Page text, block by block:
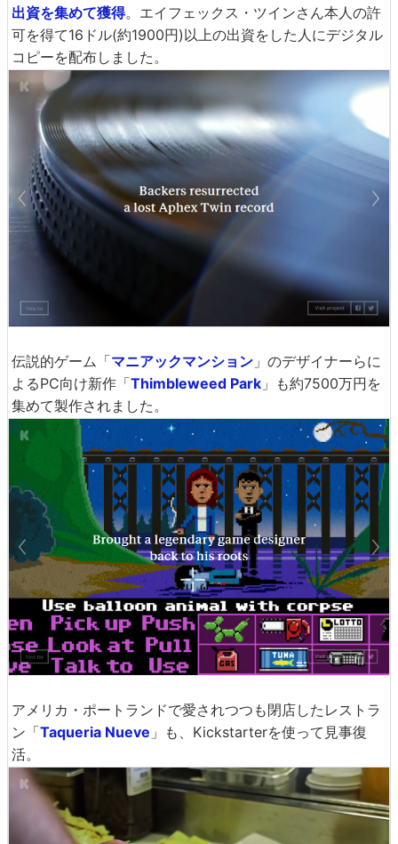
出資を集めて獲得。エイフェックス・ツインさん本人の許
可を得て16ドル(約1900円)以上の出資をした人にデジタル
コピーを配布しました。
伝説的ゲーム「マニアックマンション 」のデザイナーらに
よるPC向け新作「Thimbleweed Park 」も約7500万円を
集めて製作されました。
アメリカ・ポートランドで愛されつつも閉店したレストラ
ン「Taqueria Nueve 」も、Kickstarterを使って見事復
活。